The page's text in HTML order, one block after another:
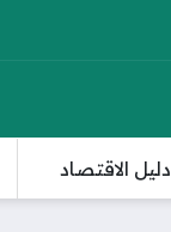
دليل الاقتصاد